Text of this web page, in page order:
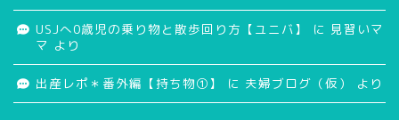
USJへ0歳児の乗り物と散歩回り方【ユニバ】 に 見習いマ
マ より
出産レポ＊番外編【持ち物①】 に 夫婦ブログ（仮） より